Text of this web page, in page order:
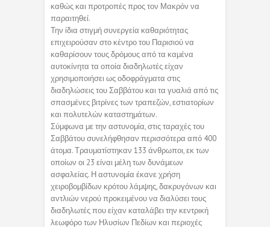
καθώς και προτροπές προς τον Μακρόν να
παραιτηθεί.
Την ίδια στιγμή συνεργεία καθαριότητας
επιχειρούσαν στο κέντρο του Παρισιού να
καθαρίσουν τους δρόμους από τα καμένα
αυτοκίνητα τα οποία διαδηλωτές είχαν
χρησιμοποιήσει ως οδοφράγματα στις
διαδηλώσεις του Σαββάτου και τα γυαλιά από τις
σπασμένες βιτρίνες των τραπεζών, εστιατορίων
και πολυτελών καταστημάτων.
Σύμφωνα με την αστυνομία, στις ταραχές του
Σαββάτου συνελήφθησαν περισσότερα από 400
άτομα. Τραυματίστηκαν 133 άνθρωποι, εκ των
οποίων οι 23 είναι μέλη των δυνάμεων
ασφαλείας. Η αστυνομία έκανε χρήση
χειροβομβίδων κρότου λάμψης, δακρυγόνων και
αντλιών νερού προκειμένου να διαλύσει τους
διαδηλωτές που είχαν καταλάβει την κεντρική
λεωφόρο των Ηλυσίων Πεδίων και περιοχές